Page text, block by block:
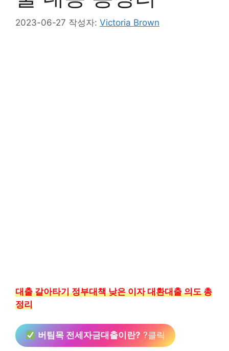
2023-06-27 작성자: Victoria Brown
대출 갈아타기 정부대책 낮은 이자 대환대출 의도 총
정리
버팀목 전세자금대출이란? ?클릭